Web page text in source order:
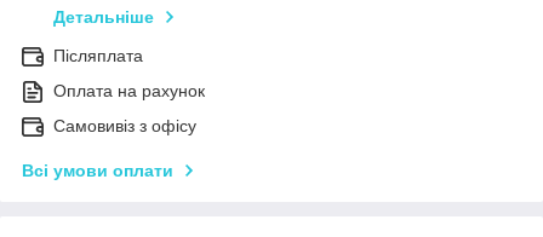
Детальніше
Післяплата
Оплата на рахунок
Самовивіз з офісу
Всі умови оплати